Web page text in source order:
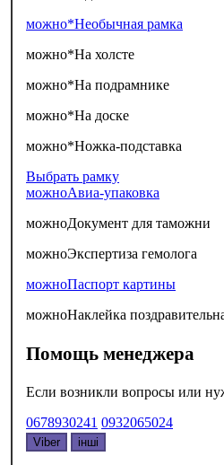
можно*Необычная рамка
можно*На холсте
можно*На подрамнике
можно*На доске
можно*Ножка-подставка
Выбрать рамку
можноАвиа-упаковка
можноДокумент для таможни
можноЭкспертиза гемолога
можноПаспорт картины
можноНаклейка
Помощь менеджера
Если возникли вопросы или
0678930241 0932065024
Viber інші